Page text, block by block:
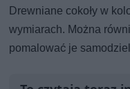
Drewniane cokoły w
wymiarach. Można
pomalować je